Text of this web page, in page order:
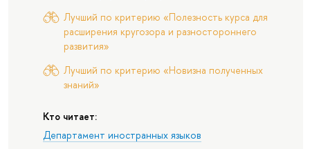
Лучший по критерию «Полезность курса для
расширения кругозора и разностороннего
развития»
Лучший по критерию «Новизна полученных
знаний»
Кто читает:
Департамент иностранных языков